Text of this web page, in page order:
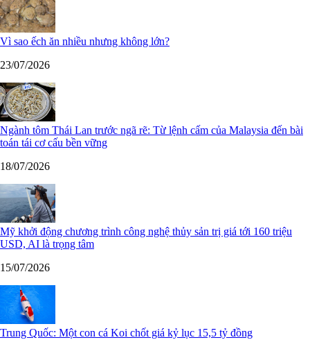
Vì sao ếch ăn nhiều nhưng không lớn?
23/07/2026
Ngành tôm Thái Lan trước ngã rẽ: Từ lệnh cấm của Malaysia đến bài
toán tái cơ cấu bền vững
18/07/2026
Mỹ khởi động chương trình công nghệ thủy sản trị giá tới 160 triệu
USD, AI là trọng tâm
15/07/2026
Trung Quốc: Một con cá Koi chốt giá kỷ lục 15,5 tỷ đồng